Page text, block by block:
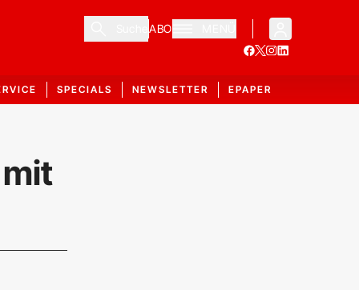
ABO
SPECIALS NEWSLETTER EPAPER